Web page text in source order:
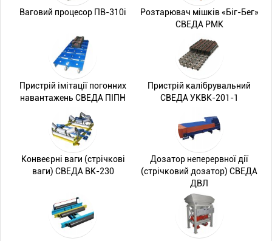
Ваговий процесор ПВ-310i
Розтарювач мішків «Біг-Бег»
СВЕДА РМК
Пристрій імітації погонних
навантажень СВЕДА ПІПН
Пристрій калібрувальний
СВЕДА УКВК-201-1
Конвеєрні ваги (стрічкові
ваги) СВЕДА ВК-230
Дозатор неперервної дії
(стрічковий дозатор) СВЕДА
ДВЛ